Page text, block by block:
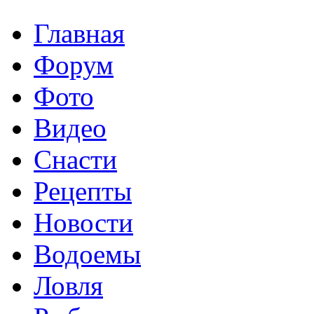
Главная
Форум
Фото
Видео
Снасти
Рецепты
Новости
Водоемы
Ловля